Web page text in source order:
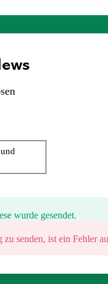
wurde gesendet.
senden, ist ein Fehler